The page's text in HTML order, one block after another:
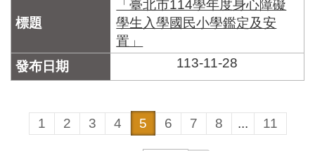
「臺北市114學年度身心障礙
學生入學國民小學鑑定及安
置」
113-11-28
1 2 3 4 5 6 7 8 ... 11